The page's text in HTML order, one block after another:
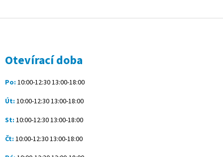
Otevírací doba
Po: 10:00-12:30 13:00-18:00
Út: 10:00-12:30 13:00-18:00
St: 10:00-12:30 13:00-18:00
Čt: 10:00-12:30 13:00-18:00